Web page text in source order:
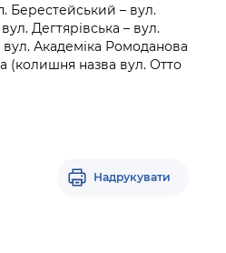
Берестейський – вул.
Дегтярівська – вул.
вул. Академіка Ромоданова
(колишня назва вул. Отто
Надрукувати